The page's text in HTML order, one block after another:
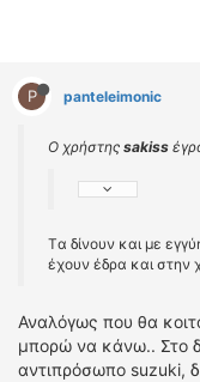
P panteleimonic
Ο χρήστης sakiss
Tα δίνουν και με
έχουν έδρα και στην
Αναλόγως που θα
μπορώ να κάνω.. Στο
αντιπρόσωπο suzuki,